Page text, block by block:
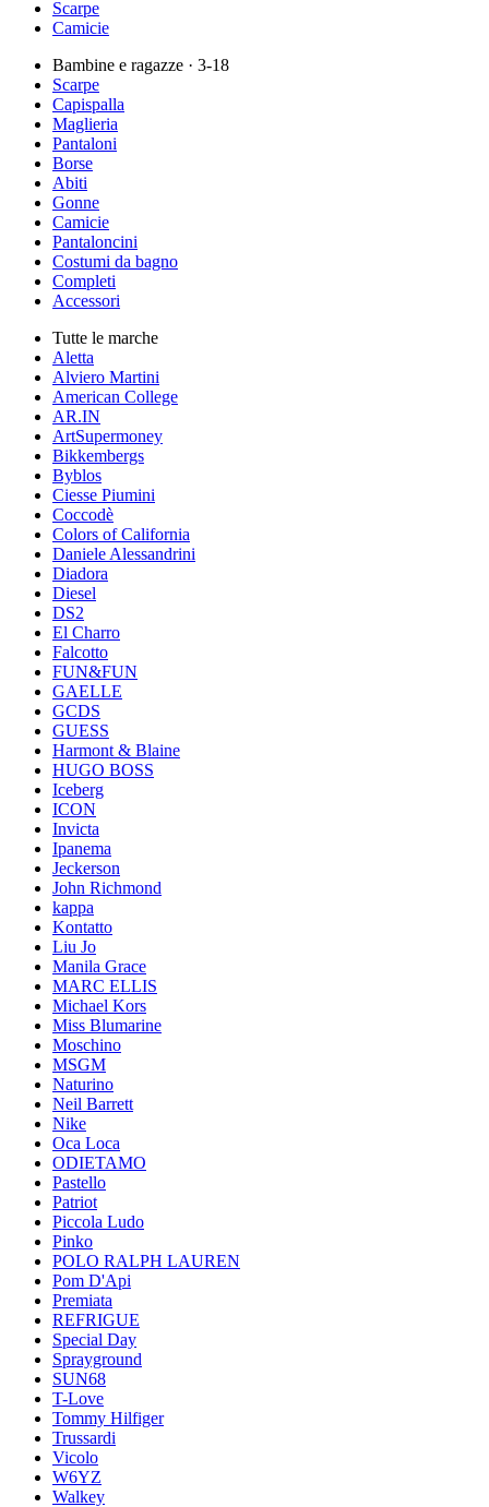
Scarpe
Camicie
Bambine e ragazze · 3-18
Scarpe
Capispalla
Maglieria
Pantaloni
Borse
Abiti
Gonne
Camicie
Pantaloncini
Costumi da bagno
Completi
Accessori
Tutte le marche
Aletta
Alviero Martini
American College
AR.IN
ArtSupermoney
Bikkembergs
Byblos
Ciesse Piumini
Coccodè
Colors of California
Daniele Alessandrini
Diadora
Diesel
DS2
El Charro
Falcotto
FUN&FUN
GAELLE
GCDS
GUESS
Harmont & Blaine
HUGO BOSS
Iceberg
ICON
Invicta
Ipanema
Jeckerson
John Richmond
kappa
Kontatto
Liu Jo
Manila Grace
MARC ELLIS
Michael Kors
Miss Blumarine
Moschino
MSGM
Naturino
Neil Barrett
Nike
Oca Loca
ODIETAMO
Pastello
Patriot
Piccola Ludo
Pinko
POLO RALPH LAUREN
Pom D'Api
Premiata
REFRIGUE
Special Day
Sprayground
SUN68
T-Love
Tommy Hilfiger
Trussardi
Vicolo
W6YZ
Walkey